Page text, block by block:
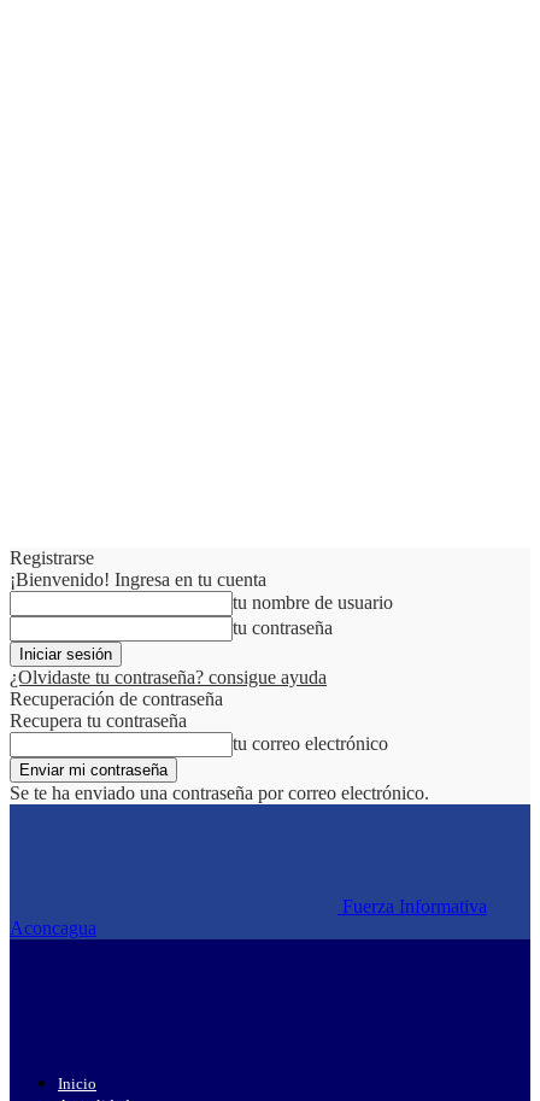
Registrarse
¡Bienvenido! Ingresa en tu cuenta
tu nombre de usuario
tu contraseña
¿Olvidaste tu contraseña? consigue ayuda
Recuperación de contraseña
Recupera tu contraseña
tu correo electrónico
Se te ha enviado una contraseña por correo electrónico.
Fuerza Informativa
Aconcagua
Inicio